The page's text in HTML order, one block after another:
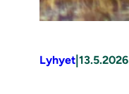
Lyhyet 13.5.2026